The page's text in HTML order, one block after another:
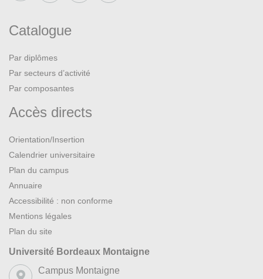
Catalogue
Par diplômes
Par secteurs d’activité
Par composantes
Accès directs
Orientation/Insertion
Calendrier universitaire
Plan du campus
Annuaire
Accessibilité : non conforme
Mentions légales
Plan du site
Université Bordeaux Montaigne
Campus Montaigne